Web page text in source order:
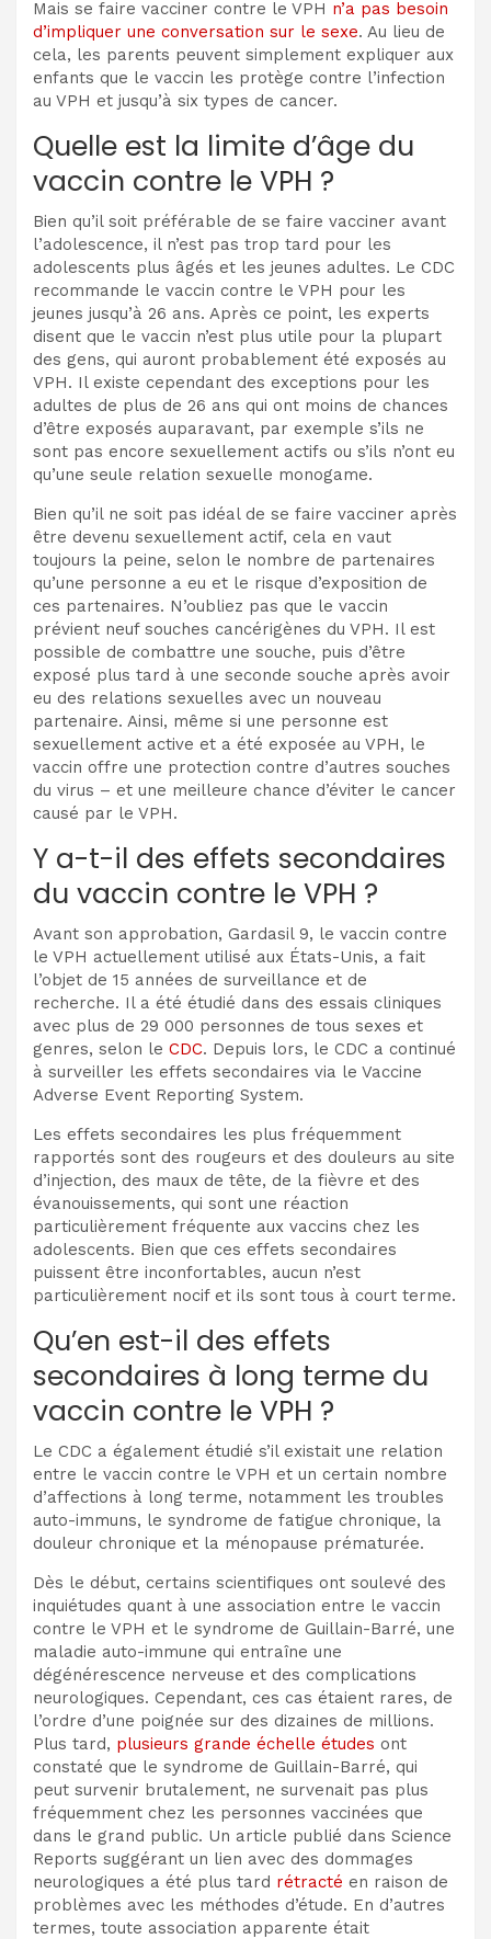
Mais se faire vacciner contre le VPH n’a pas besoin
d’impliquer une conversation sur le sexe. Au lieu de
cela, les parents peuvent simplement expliquer aux
enfants que le vaccin les protège contre l’infection
au VPH et jusqu’à six types de cancer.
Quelle est la limite d’âge du
vaccin contre le VPH ?
Bien qu’il soit préférable de se faire vacciner avant
l’adolescence, il n’est pas trop tard pour les
adolescents plus âgés et les jeunes adultes. Le CDC
recommande le vaccin contre le VPH pour les
jeunes jusqu’à 26 ans. Après ce point, les experts
disent que le vaccin n’est plus utile pour la plupart
des gens, qui auront probablement été exposés au
VPH. Il existe cependant des exceptions pour les
adultes de plus de 26 ans qui ont moins de chances
d’être exposés auparavant, par exemple s’ils ne
sont pas encore sexuellement actifs ou s’ils n’ont eu
qu’une seule relation sexuelle monogame.
Bien qu’il ne soit pas idéal de se faire vacciner après
être devenu sexuellement actif, cela en vaut
toujours la peine, selon le nombre de partenaires
qu’une personne a eu et le risque d’exposition de
ces partenaires. N’oubliez pas que le vaccin
prévient neuf souches cancérigènes du VPH. Il est
possible de combattre une souche, puis d’être
exposé plus tard à une seconde souche après avoir
eu des relations sexuelles avec un nouveau
partenaire. Ainsi, même si une personne est
sexuellement active et a été exposée au VPH, le
vaccin offre une protection contre d’autres souches
du virus – et une meilleure chance d’éviter le cancer
causé par le VPH.
Y a-t-il des effets secondaires
du vaccin contre le VPH ?
Avant son approbation, Gardasil 9, le vaccin contre
le VPH actuellement utilisé aux États-Unis, a fait
l’objet de 15 années de surveillance et de
recherche. Il a été étudié dans des essais cliniques
avec plus de 29 000 personnes de tous sexes et
genres, selon le CDC. Depuis lors, le CDC a continué
à surveiller les effets secondaires via le Vaccine
Adverse Event Reporting System.
Les effets secondaires les plus fréquemment
rapportés sont des rougeurs et des douleurs au site
d’injection, des maux de tête, de la fièvre et des
évanouissements, qui sont une réaction
particulièrement fréquente aux vaccins chez les
adolescents. Bien que ces effets secondaires
puissent être inconfortables, aucun n’est
particulièrement nocif et ils sont tous à court terme.
Qu’en est-il des effets
secondaires à long terme du
vaccin contre le VPH ?
Le CDC a également étudié s’il existait une relation
entre le vaccin contre le VPH et un certain nombre
d’affections à long terme, notamment les troubles
auto-immuns, le syndrome de fatigue chronique, la
douleur chronique et la ménopause prématurée.
Dès le début, certains scientifiques ont soulevé des
inquiétudes quant à une association entre le vaccin
contre le VPH et le syndrome de Guillain-Barré, une
maladie auto-immune qui entraîne une
dégénérescence nerveuse et des complications
neurologiques. Cependant, ces cas étaient rares, de
l’ordre d’une poignée sur des dizaines de millions.
Plus tard, plusieurs grande échelle études ont
constaté que le syndrome de Guillain-Barré, qui
peut survenir brutalement, ne survenait pas plus
fréquemment chez les personnes vaccinées que
dans le grand public. Un article publié dans Science
Reports suggérant un lien avec des dommages
neurologiques a été plus tard rétracté en raison de
problèmes avec les méthodes d’étude. En d’autres
termes, toute association apparente était